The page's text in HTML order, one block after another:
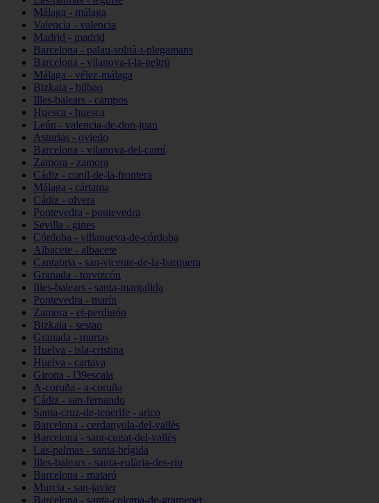
Málaga - málaga
Valencia - valencia
Madrid - madrid
Barcelona - palau-solità-i-plegamans
Barcelona - vilanova-i-la-geltrú
Málaga - vélez-málaga
Bizkaia - bilbao
Illes-balears - campos
Huesca - huesca
León - valencia-de-don-juan
Asturias - oviedo
Barcelona - vilanova-del-camí
Zamora - zamora
Cádiz - conil-de-la-frontera
Málaga - cártama
Cádiz - olvera
Pontevedra - pontevedra
Sevilla - gines
Córdoba - villanueva-de-córdoba
Albacete - albacete
Cantabria - san-vicente-de-la-barquera
Granada - torvizcón
Illes-balears - santa-margalida
Pontevedra - marín
Zamora - el-perdigón
Bizkaia - sestao
Granada - murtas
Huelva - isla-cristina
Huelva - cartaya
Girona - l39escala
A-coruña - a-coruña
Cádiz - san-fernando
Santa-cruz-de-tenerife - arico
Barcelona - cerdanyola-del-vallès
Barcelona - sant-cugat-del-vallès
Las-palmas - santa-brígida
Illes-balears - santa-eulària-des-riu
Barcelona - mataró
Murcia - san-javier
Barcelona - santa-coloma-de-gramenet